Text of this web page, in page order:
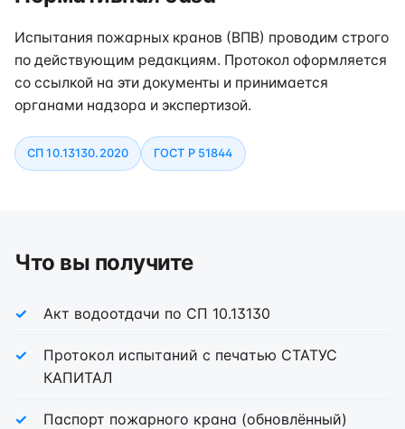
Испытания пожарных кранов (ВПВ) проводим строго
по действующим редакциям. Протокол оформляется
со ссылкой на эти документы и принимается
органами надзора и экспертизой.
СП 10.13130.2020 ГОСТ Р 51844
Что вы получите
Акт водоотдачи по СП 10.13130
Протокол испытаний с печатью СТАТУС
КАПИТАЛ
Паспорт пожарного крана (обновлённый)